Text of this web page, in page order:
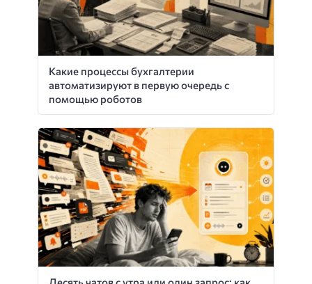
Какие процессы бухгалтерии
автоматизируют в первую очередь с
помощью роботов